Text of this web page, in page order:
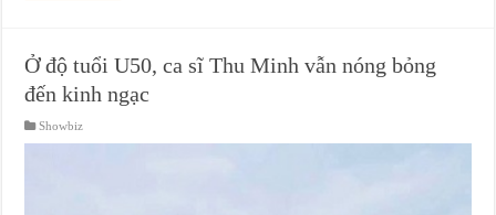
Ở độ tuổi U50, ca sĩ Thu Minh vẫn nóng bỏng
đến kinh ngạc
Showbiz